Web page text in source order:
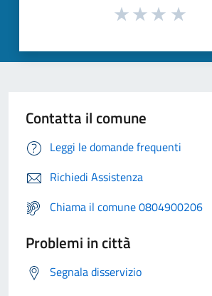
Contatta il comune
Leggi le domande frequenti
Richiedi Assistenza
Chiama il comune 0804900206
Problemi in città
Segnala disservizio